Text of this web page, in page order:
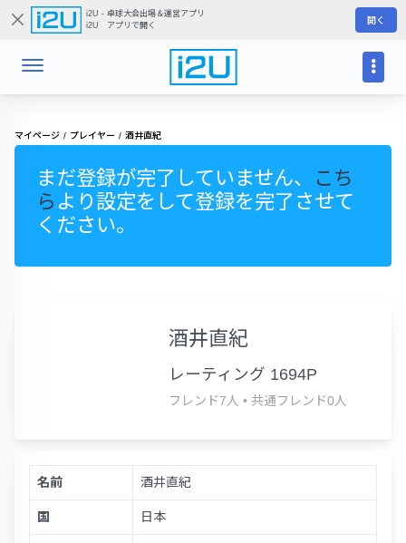
i2U - 卓球大会出場＆運営アプリ
i2U アプリで開く
開く
マイページ プレイヤー 酒井直紀
まだ登録が完了していません、
こち
ら より設定をして登録を完了させて
ください。
酒井直紀
レーティング 1694P
フレンド7人 • 共通フレンド0人
名前 酒井直紀
国 日本